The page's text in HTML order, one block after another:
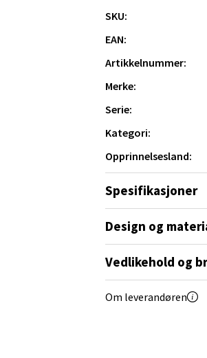
SKU:
EAN:
Artikkelnummer:
Merke:
Serie:
Kategori:
Opprinnelsesland:
Spesifikasjoner
Design og
Vedlikehold og
Om leverandøren
Velg